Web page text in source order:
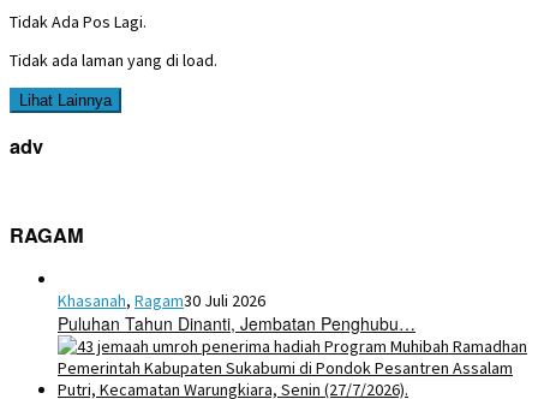
Tidak Ada Pos Lagi.
Tidak ada laman yang di load.
Lihat Lainnya
adv
RAGAM
Khasanah, Ragam30 Juli 2026
Puluhan Tahun Dinanti, Jembatan Penghubu…